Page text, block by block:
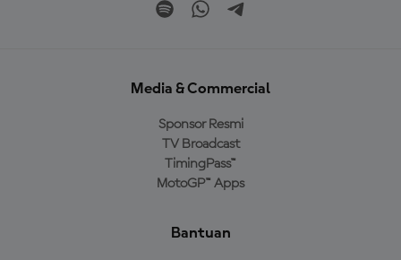
Media & Commercial
Sponsor Resmi
TV Broadcast
TimingPass™
MotoGP™ Apps
Bantuan